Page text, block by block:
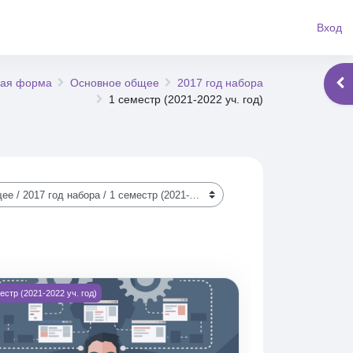
Вход
форма Основное общее
2017 год набора
1 семестр (2021-2022 уч. год)
программного обеспечения (5ПКС171зио)
курса МДК 03.01 Технология разработки программного
(2021-2022 уч. год)